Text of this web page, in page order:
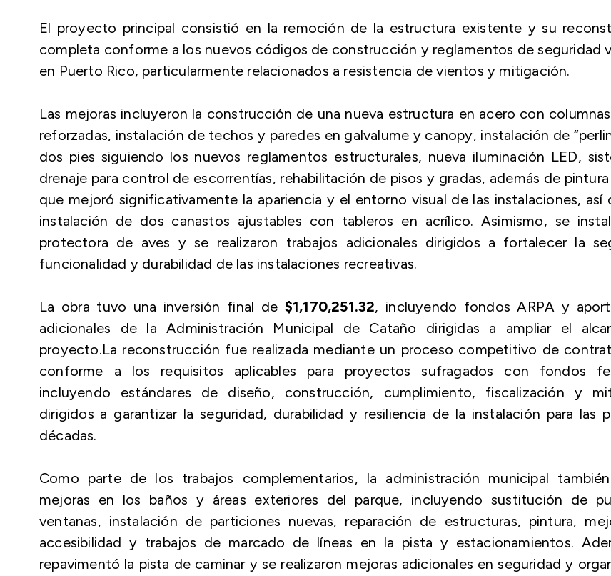
El proyecto principal consistió en la remoción de la estructura existente y su
completa conforme a los nuevos códigos de construcción y reglamentos de seguridad
en Puerto Rico, particularmente relacionados a resistencia de vientos y mitigación.
Las mejoras incluyeron la construcción de una nueva estructura en acero con
reforzadas, instalación de techos y paredes en galvalume y canopy, instalación de “
dos pies siguiendo los nuevos reglamentos estructurales, nueva iluminación LED,
drenaje para control de escorrentías, rehabilitación de pisos y gradas, además de
que mejoró significativamente la apariencia y el entorno visual de las instalaciones, así
instalación de dos canastos ajustables con tableros en acrílico. Asimismo, se
protectora de aves y se realizaron trabajos adicionales dirigidos a fortalecer la
funcionalidad y durabilidad de las instalaciones recreativas.
La obra tuvo una inversión final de $1,170,251.32, incluyendo fondos ARPA y
adicionales de la Administración Municipal de Cataño dirigidas a ampliar el
proyecto.La reconstrucción fue realizada mediante un proceso competitivo de
conforme a los requisitos aplicables para proyectos sufragados con fondos
incluyendo estándares de diseño, construcción, cumplimiento, fiscalización y
dirigidos a garantizar la seguridad, durabilidad y resiliencia de la instalación para las
décadas.
Como parte de los trabajos complementarios, la administración municipal
mejoras en los baños y áreas exteriores del parque, incluyendo sustitución de
ventanas, instalación de particiones nuevas, reparación de estructuras, pintura,
accesibilidad y trabajos de marcado de líneas en la pista y estacionamientos.
repavimentó la pista de caminar y se realizaron mejoras adicionales en seguridad y